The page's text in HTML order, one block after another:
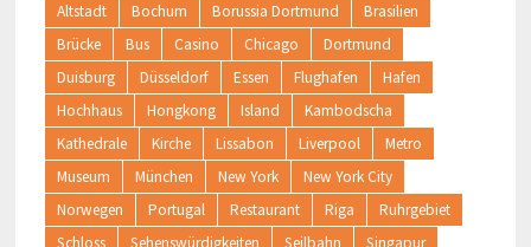
Altstadt Bochum Borussia Dortmund
Brasilien
Brücke
Bus Casino Chicago
Dortmund
Duisburg
Düsseldorf Essen Flughafen
Hafen
Hochhaus
Hongkong Island
Kambodscha
Kathedrale
Kirche Lissabon Liverpool
Metro
Museum
München New York
New York City
Norwegen
Portugal Restaurant Riga
Ruhrgebiet